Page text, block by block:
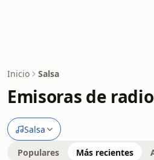
Inicio Salsa
Emisoras de
Salsa
Populares Más recientes